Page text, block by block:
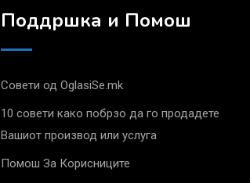
Поддршка и Помош
Совети од OglasiSe.mk
10 совети како побрзо да го продадете
Вашиот производ или услуга
Помош За Корисниците